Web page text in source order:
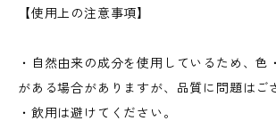
【使用上の注意事項】
・自然由来の成分を使用しているため、色
がある場合がありますが、品質に問題はご
・飲用は避けてください。